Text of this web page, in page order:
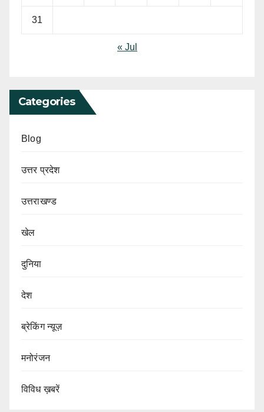
31
« Jul
Categories
Blog
उत्तर प्रदेश
उत्तराखण्ड
खेल
दुनिया
देश
ब्रेकिंग न्यूज़
मनोरंजन
विविध ख़बरें